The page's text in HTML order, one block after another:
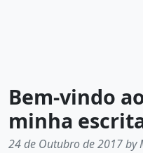
Bem-vindo
minha
24 de Outubro de 2017 by